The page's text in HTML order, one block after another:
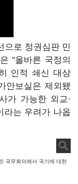
으로 정권심판 민
"올바른 국정의
인적 쇄신 대상
안보실은 제외됐
가 가능한 외교·
라는 우려가 나옵
국무회의에서 국기에 대한